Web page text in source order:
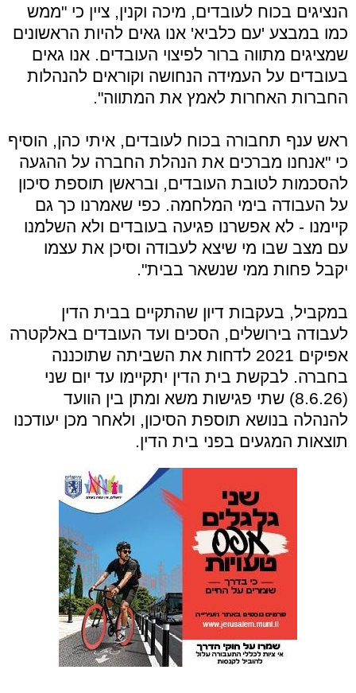
הנציגים בכוח לעובדים, מיכה וקנין, ציין כי "ממש
כמו במבצע 'עם כלביא' אנו גאים להיות הראשונים
שמציגים מתווה ברור לפיצוי העובדים. אנו גאים
בעובדים על העמידה הנחושה וקוראים להנהלות
החברות האחרות לאמץ את המתווה".
ראש ענף תחבורה בכוח לעובדים, איתי כהן, הוסיף
כי "אנחנו מברכים את הנהלת החברה על ההגעה
להסכמות לטובת העובדים, ובראשן תוספת סיכון
על העבודה בימי המלחמה. כפי שאמרנו כך גם
קיימנו - לא אפשרנו פגיעה בעובדים ולא השלמנו
עם מצב שבו מי שיצא לעבודה וסיכן את עצמו
יקבל פחות ממי שנשאר בבית".
במקביל, בעקבות דיון שהתקיים בבית הדין
לעבודה בירושלים, הסכים ועד העובדים באלקטרה
אפיקים 2021 לדחות את השביתה שתוכננה
בחברה. לבקשת בית הדין יתקיימו עד יום שני
(8.6.26) שתי פגישות משא ומתן בין הוועד
להנהלה בנושא תוספת הסיכון, ולאחר מכן יעודכנו
תוצאות המגעים בפני בית הדין.